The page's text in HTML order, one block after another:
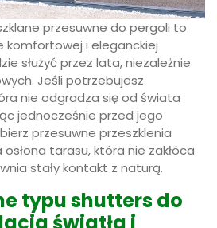
przesuwne do pergoli to
komfortowej i eleganckiej
służyć przez lata, niezależnie
Jeśli potrzebujesz
nie odgradza się od świata
jednocześnie przed jego
przesuwne przeszklenia
tarasu, która nie zakłóca
stały kontakt z naturą.
typu shutters do
światła i